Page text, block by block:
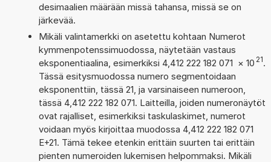
desimaalien määrään missä tahansa, missä se on
järkevää.
Mikäli valintamerkki on asetettu kohtaan Numerot
kymmenpotenssimuodossa, näytetään vastaus
eksponentiaalina, esimerkiksi 4,412 222 182 071 × 10 21.
Tässä esitysmuodossa numero segmentoidaan
eksponenttiin, tässä 21, ja varsinaiseen numeroon,
tässä 4,412 222 182 071. Laitteilla, joiden numeronäytöt
ovat rajalliset, esimerkiksi taskulaskimet, numerot
voidaan myös kirjoittaa muodossa 4,412 222 182 071
E+21. Tämä tekee etenkin erittäin suurten tai erittäin
pienten numeroiden lukemisen helpommaksi. Mikäli